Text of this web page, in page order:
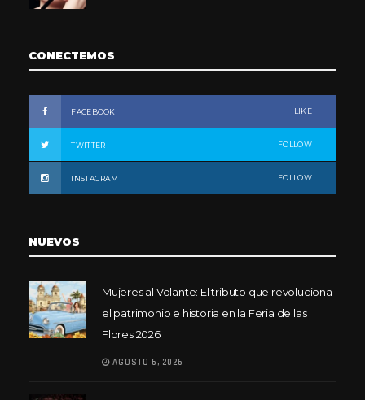
CONECTEMOS
FACEBOOK LIKE
TWITTER FOLLOW
INSTAGRAM FOLLOW
NUEVOS
Mujeres al Volante: El tributo que revoluciona
el patrimonio e historia en la Feria de las
Flores 2026
AGOSTO 6, 2026